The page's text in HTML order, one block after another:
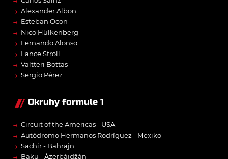
→ Alexander Albon
→ Esteban Ocon
→ Nico Hülkenberg
→ Fernando Alonso
→ Lance Stroll
→ Valtteri Bottas
→ Sergio Pérez
Okruhy formule 1
→ Circuit of the Americas - USA
→ Autódromo Hermanos Rodríguez - Mexiko
→ Sachír - Bahrajn
Baku - Ázerbájdžán